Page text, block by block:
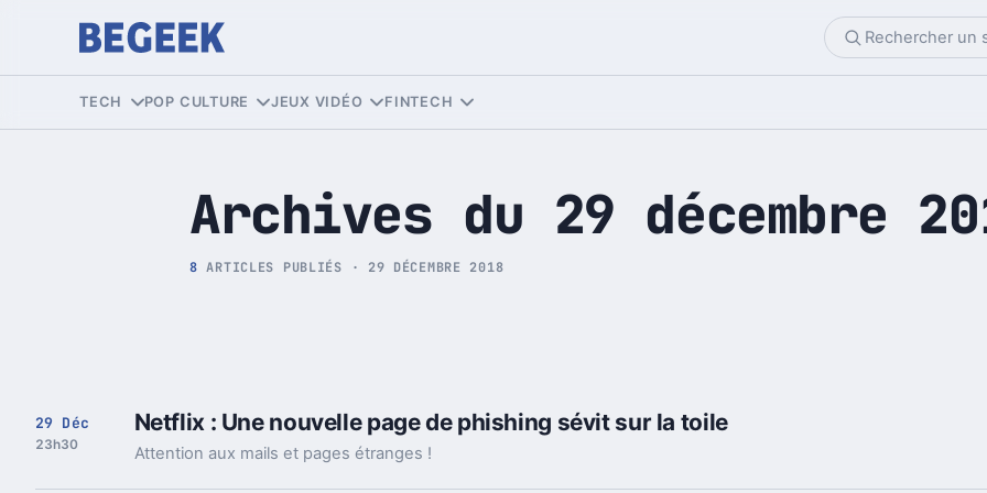
Tech et Pop culture
TECH POP CULTURE JEUX VIDÉO FINTECH
Archives du 29 décembre
8 ARTICLES PUBLIÉS · 29 DÉCEMBRE 2018
29 Déc
23h30
Netflix : Une nouvelle page de phishing sévit sur la toile
Attention aux mails et pages étranges !